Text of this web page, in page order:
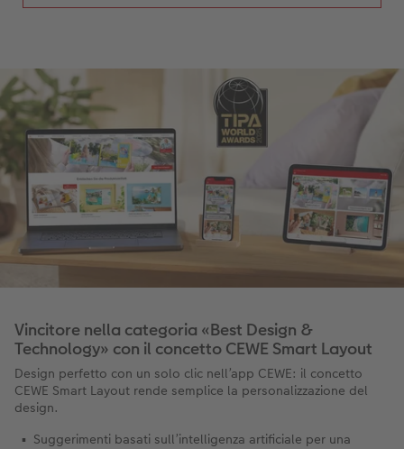
Vincitore nella categoria «Best Design &
Technology» con il concetto CEWE Smart Layout
Design perfetto con un solo clic nell’app CEWE: il concetto
CEWE Smart Layout rende semplice la personalizzazione del
design.
Suggerimenti basati sull’intelligenza artificiale per una